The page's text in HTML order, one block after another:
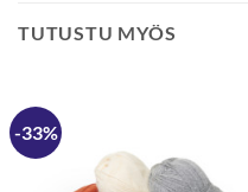
TUTUSTU MYÖS
-33%